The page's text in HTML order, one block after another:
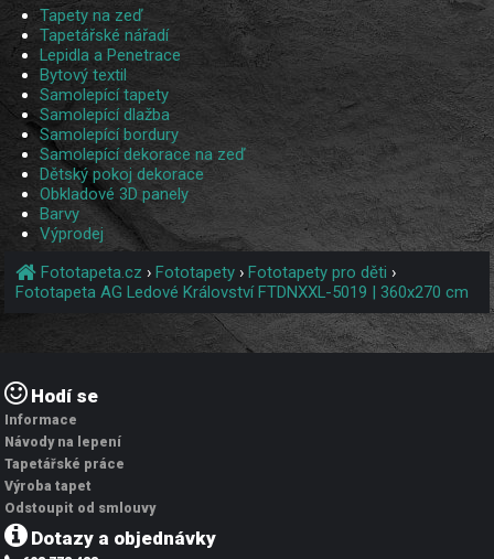
Tapety na zeď
Tapetářské nářadí
Lepidla a Penetrace
Bytový textil
Samolepící tapety
Samolepící dlažba
Samolepící bordury
Samolepící dekorace na zeď
Dětský pokoj dekorace
Obkladové 3D panely
Barvy
Výprodej
Fototapeta.cz ›Fototapety ›Fototapety pro děti ›
Fototapeta AG Ledové Království FTDNXXL-5019 | 360x270 cm
Hodí se
Informace
Návody na lepení
Tapetářské práce
Výroba tapet
Odstoupit od smlouvy
Dotazy a objednávky